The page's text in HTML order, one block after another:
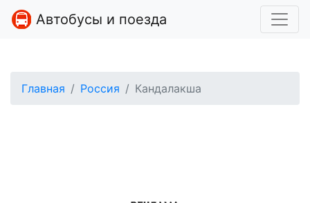
Автобусы и поезда
Главная Россия Кандалакша